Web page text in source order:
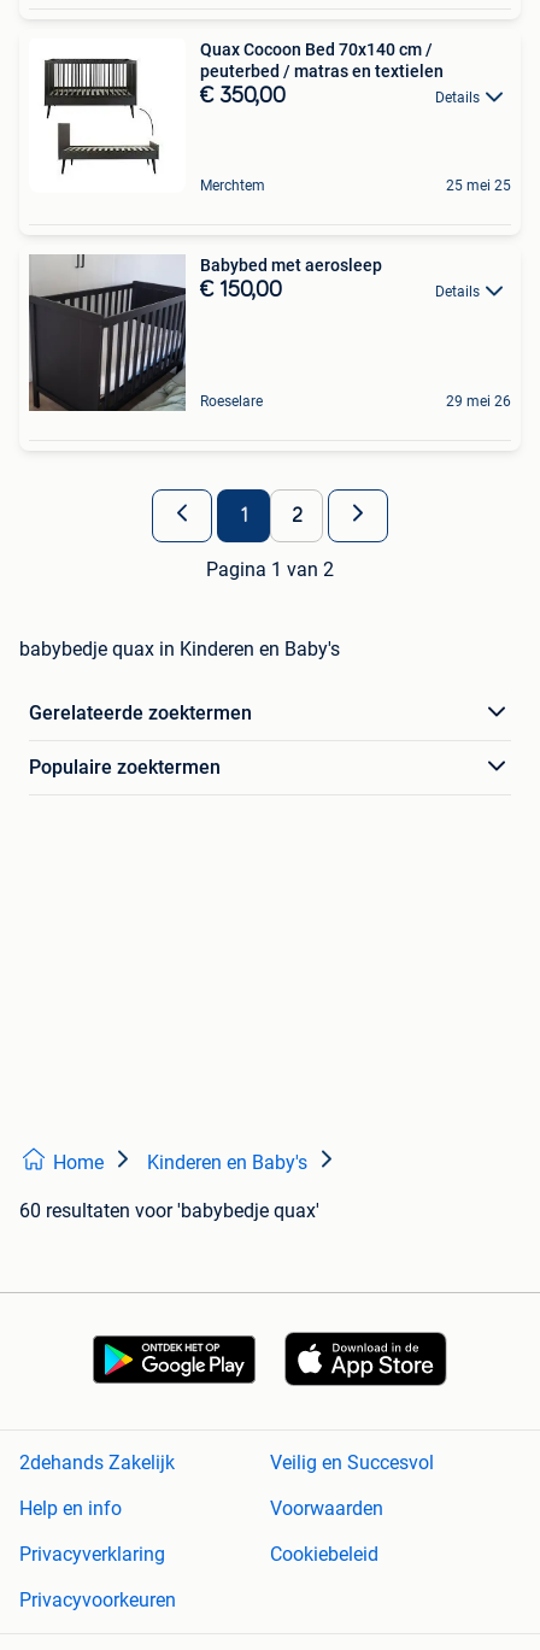
Quax Cocoon Bed 70x140 cm /
peuterbed / matras en textielen
€ 350,00 Details
Merchtem 25 mei 25
Babybed met aerosleep
€ 150,00 Details
Roeselare 29 mei 26
1 2
Pagina 1 van 2
babybedje quax in Kinderen en Baby's
Gerelateerde zoektermen
Populaire zoektermen
Home Kinderen en Baby's
60 resultaten voor 'babybedje quax'
2dehands Zakelijk
Veilig en Succesvol
Help en info
Voorwaarden
Privacyverklaring
Cookiebeleid
Privacyvoorkeuren